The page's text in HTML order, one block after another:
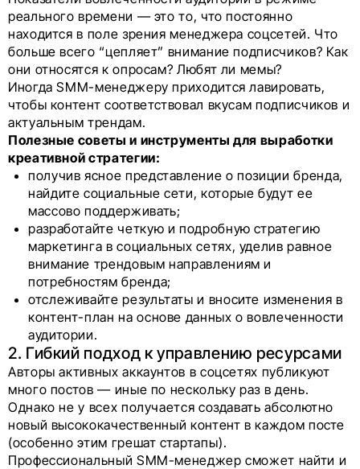
реального времени — это то, что постоянно
находится в поле зрения менеджера соцсетей. Что
больше всего “цепляет” внимание подписчиков? Как
они относятся к опросам? Любят ли мемы?
Иногда SMM-менеджеру приходится лавировать,
чтобы контент соответствовал вкусам подписчиков и
актуальным трендам.
Полезные советы и инструменты для выработки
креативной стратегии:
получив ясное представление о позиции бренда,
найдите социальные сети, которые будут ее
массово поддерживать;
разработайте четкую и подробную стратегию
маркетинга в социальных сетях, уделив равное
внимание трендовым направлениям и
потребностям бренда;
отслеживайте результаты и вносите изменения в
контент-план на основе данных о вовлеченности
аудитории.
2. Гибкий подход к управлению ресурсами
Авторы активных аккаунтов в соцсетях публикуют
много постов — иные по нескольку раз в день.
Однако не у всех получается создавать абсолютно
новый высококачественный контент в каждом посте
(особенно этим грешат стартапы).
Профессиональный SMM-менеджер сможет найти и